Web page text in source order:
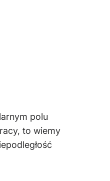
polu
to wiemy